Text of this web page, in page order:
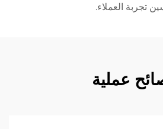
تجربة العملاء.
عملية